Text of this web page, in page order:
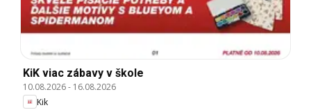
KiK viac zábavy v škole
10.08.2026- 16.08.2026
Kik